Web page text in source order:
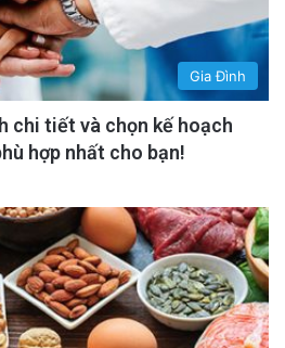
Gia Đình
chi tiết và chọn kế hoạch
hợp nhất cho bạn!